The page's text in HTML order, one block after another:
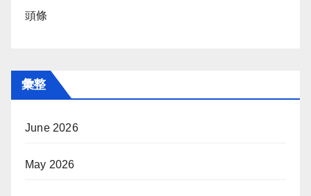
頭條
彙整
June 2026
May 2026